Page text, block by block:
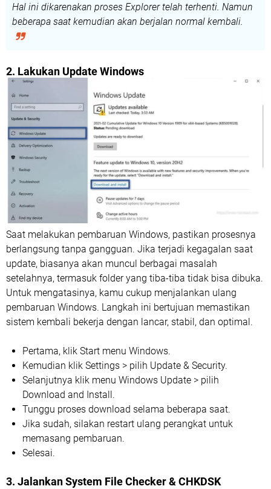
Hal ini dikarenakan proses Explorer telah terhenti. Namun
beberapa saat kemudian akan berjalan normal kembali.
2. Lakukan Update Windows
Saat melakukan pembaruan Windows, pastikan prosesnya
berlangsung tanpa gangguan. Jika terjadi kegagalan saat
update, biasanya akan muncul berbagai masalah
setelahnya, termasuk folder yang tiba-tiba tidak bisa dibuka.
Untuk mengatasinya, kamu cukup menjalankan ulang
pembaruan Windows. Langkah ini bertujuan memastikan
sistem kembali bekerja dengan lancar, stabil, dan optimal.
Pertama, klik Start menu Windows.
Kemudian klik Settings > pilih Update & Security.
Selanjutnya klik menu Windows Update > pilih
Download and Install.
Tunggu proses download selama beberapa saat.
Jika sudah, silakan restart ulang perangkat untuk
memasang pembaruan.
Selesai.
3. Jalankan System File Checker & CHKDSK